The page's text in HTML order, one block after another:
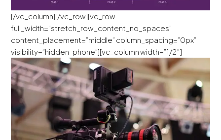
[/vc_column][/vc_row][vc_row
full_width=”stretch_row_content_no_spaces”
content_placement=”middle” column_spacing=”0px”
visibility=”hidden-phone”][vc_column width=”1/2″]